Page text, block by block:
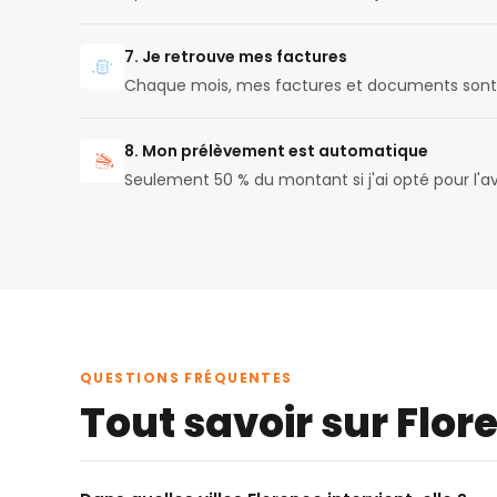
7. Je retrouve mes factures
Chaque mois, mes factures et documents
8. Mon prélèvement est automatique
Seulement 50 % du montant si j'ai opté pour
QUESTIONS FRÉQUENTES
Tout savoir sur